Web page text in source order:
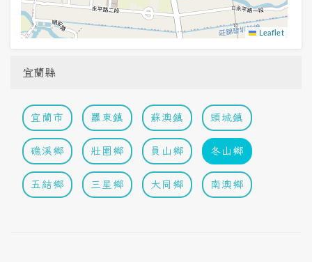
Leaflet
宜蘭縣
宜蘭市 羅東鎮 蘇澳鎮 頭城鎮
礁溪鄉 壯圍鄉 員山鄉 冬山鄉
五結鄉 三星鄉 大同鄉 南澳鄉